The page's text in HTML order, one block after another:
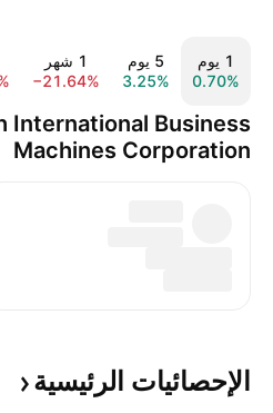
‎‎1‎ يوم
0.70%
‎‎5‎ يوم
3.25%
‎1‎ شهر
−21.64%
International Business
Machines Corporation
الإحصائيات الرئيسية